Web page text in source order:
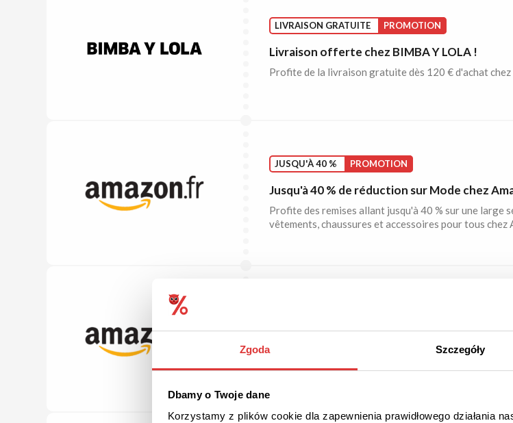
Zgoda Szczegóły
Dbamy o Twoje dane
Korzystamy z plików cookie dla zapewnienia prawidłowego działania
LIVRAISON GRATUITE PROMOTION
Livraison offerte chez BIMBA Y LOLA !
Profite de la livraison gratuite dès 120 € d'achat chez
JUSQU'À 40 % PROMOTION
Jusqu'à 40 % de réduction sur Mode chez
Profite des remises allant jusqu'à 40 % sur une large
vêtements, chaussures et accessoires pour tous chez
Vente Flash Française ! Jusqu'à 50 % de